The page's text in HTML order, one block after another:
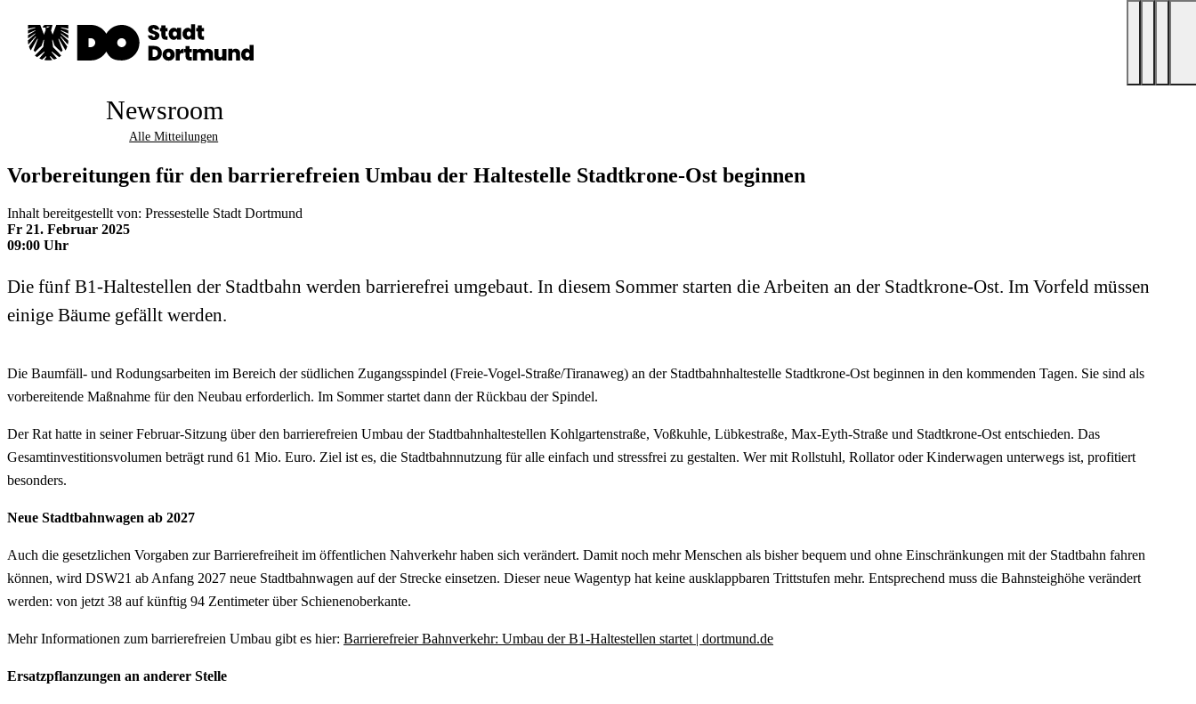
Newsroom
Alle Mitteilungen
Vorbereitungen für den barrierefreien Umbau der Haltestelle Stadtkrone-Ost beginnen
Inhalt bereitgestellt von: Pressestelle Stadt Dortmund
Fr 21. Februar 2025
09:00 Uhr
Die fünf B1-Haltestellen der Stadtbahn werden barrierefrei umgebaut. In diesem Sommer starten die Arbeiten an der Stadtkrone-Ost. Im Vorfeld müssen
einige Bäume gefällt werden.
Die Baumfäll- und Rodungsarbeiten im Bereich der südlichen Zugangsspindel (Freie-Vogel-Straße/Tiranaweg) an der Stadtbahnhaltestelle Stadtkrone-Ost beginnen in den kommenden Tagen. Sie sind als
vorbereitende Maßnahme für den Neubau erforderlich. Im Sommer startet dann der Rückbau der Spindel.
Der Rat hatte in seiner Februar-Sitzung über den barrierefreien Umbau der Stadtbahnhaltestellen Kohlgartenstraße, Voßkuhle, Lübkestraße, Max-Eyth-Straße und Stadtkrone-Ost entschieden. Das
Gesamtinvestitionsvolumen beträgt rund 61 Mio. Euro. Ziel ist es, die Stadtbahnnutzung für alle einfach und stressfrei zu gestalten. Wer mit Rollstuhl, Rollator oder Kinderwagen unterwegs ist, profitiert
besonders.
Neue Stadtbahnwagen ab 2027
Auch die gesetzlichen Vorgaben zur Barrierefreiheit im öffentlichen Nahverkehr haben sich verändert. Damit noch mehr Menschen als bisher bequem und ohne Einschränkungen mit der Stadtbahn fahren
können, wird DSW21 ab Anfang 2027 neue Stadtbahnwagen auf der Strecke einsetzen. Dieser neue Wagentyp hat keine ausklappbaren Trittstufen mehr. Entsprechend muss die Bahnsteighöhe verändert
werden: von jetzt 38 auf künftig 94 Zentimeter über Schienenoberkante.
Mehr Informationen zum barrierefreien Umbau gibt es hier: Barrierefreier Bahnverkehr: Umbau der B1-Haltestellen startet | dortmund.de
Ersatzpflanzungen an anderer Stelle